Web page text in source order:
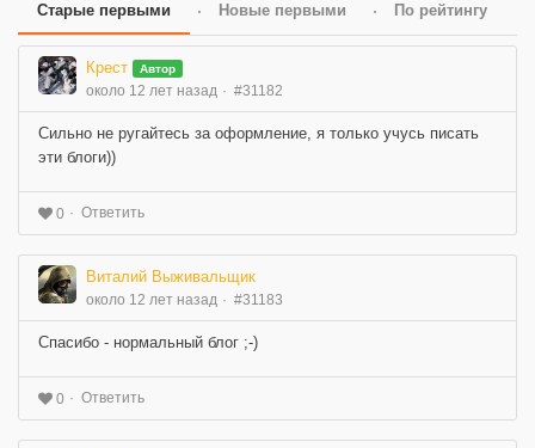
Старые первыми Новые первыми По рейтингу
Крест Автор
около 12 лет назад #31182
Сильно не ругайтесь за оформление, я только учусь писать
эти блоги))
0 Ответить
Виталий Выживальщик
около 12 лет назад #31183
Спасибо - нормальный блог ;-)
0 Ответить